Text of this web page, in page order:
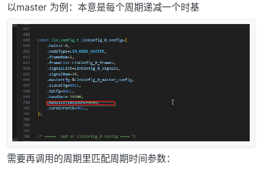
以master 为例：本意是每个周期递减一个时基
需要再调用的周期里匹配周期时间参数：